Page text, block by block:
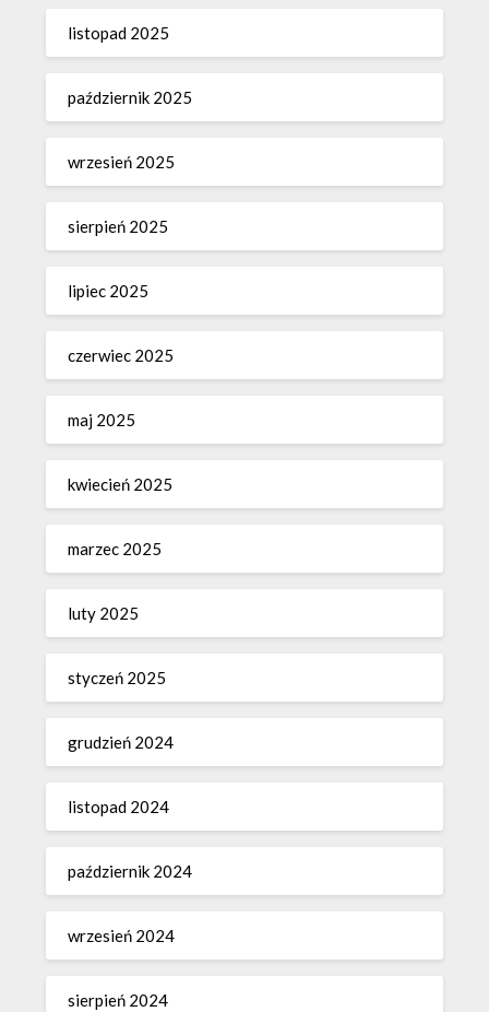
listopad 2025
październik 2025
wrzesień 2025
sierpień 2025
lipiec 2025
czerwiec 2025
maj 2025
kwiecień 2025
marzec 2025
luty 2025
styczeń 2025
grudzień 2024
listopad 2024
październik 2024
wrzesień 2024
sierpień 2024